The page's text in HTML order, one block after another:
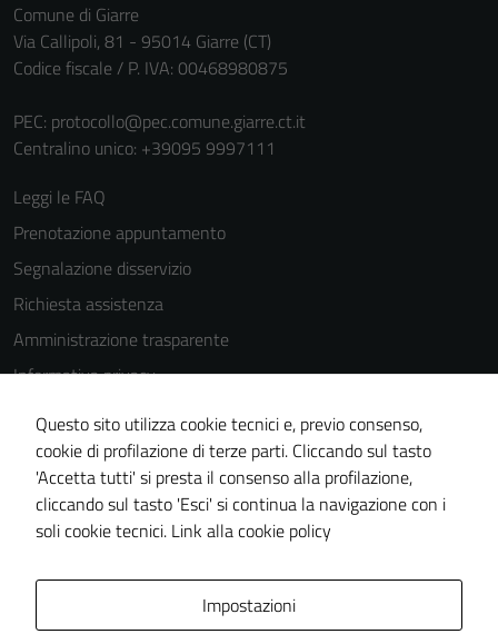
Comune di Giarre
Via Callipoli, 81 - 95014 Giarre (CT)
Codice fiscale / P. IVA: 00468980875
PEC: protocollo@pec.comune.giarre.ct.it
Centralino unico: +39095 9997111
Leggi le FAQ
Prenotazione appuntamento
Segnalazione disservizio
Richiesta assistenza
Amministrazione trasparente
Informativa privacy
Cookie Policy
Note legali
Dichiarazione di accessibilità
Piano di miglioramento del sito
Questo sito utilizza cookie tecnici e, previo consenso,
cookie di profilazione di terze parti. Cliccando sul tasto
'Accetta tutti' si presta il consenso alla profilazione,
cliccando sul tasto 'Esci' si continua la navigazione con i
soli cookie tecnici. Link alla cookie policy
Impostazioni